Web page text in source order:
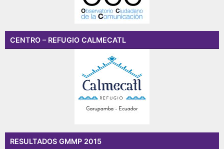
CENTRO – REFUGIO CALMECATL
RESULTADOS GMMP 2015